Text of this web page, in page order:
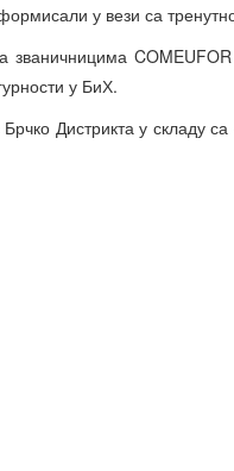
у вези са
званичницима
у БиХ.
Дистрикта у складу